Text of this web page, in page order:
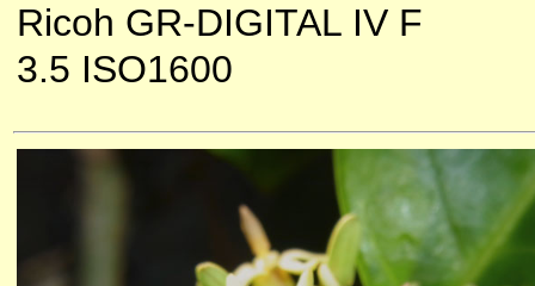
Ricoh GR-DIGITAL IV F
3.5 ISO1600